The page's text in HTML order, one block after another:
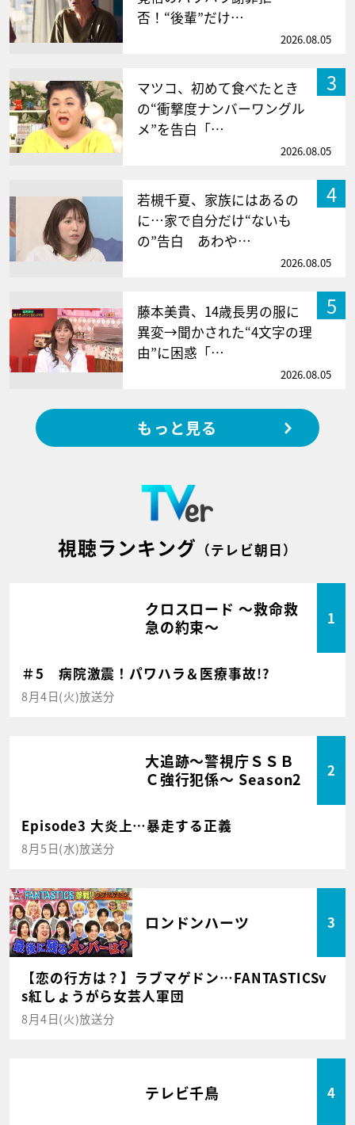
否！“後輩”だけ…
2026.08.05
3
マツコ、初めて食べたとき
の“衝撃度ナンバーワングル
メ”を告白「…
2026.08.05
4
若槻千夏、家族にはあるの
に…家で自分だけ“ないも
の”告白 あわや…
2026.08.05
5
藤本美貴、14歳長男の服に
異変→聞かされた“4文字の理
由”に困惑「…
2026.08.05
もっと見る
視聴ランキング （テレビ朝日）
クロスロード ～救命救
急の約束～
1
＃5 病院激震！パワハラ＆医療事故!?
8月4日(火)放送分
大追跡～警視庁ＳＳＢ
Ｃ強行犯係～ Season2
2
Episode3 大炎上…暴走する正義
8月5日(水)放送分
ロンドンハーツ 3
【恋の行方は？】ラブマゲドン…FANTASTICSv
s紅しょうがら女芸人軍団
8月4日(火)放送分
テレビ千鳥 4